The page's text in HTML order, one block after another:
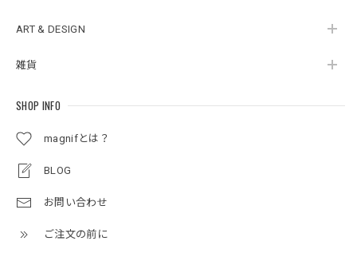
ART & DESIGN
雑貨
SHOP INFO
magnifとは？
BLOG
お問い合わせ
ご注文の前に